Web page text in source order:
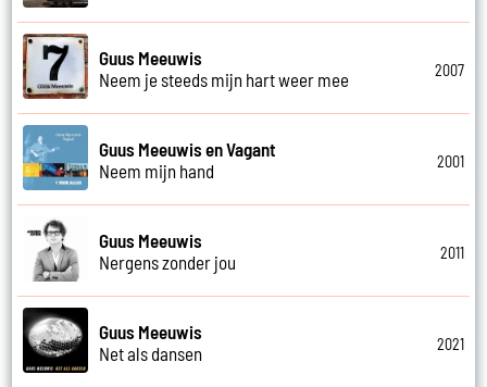
Guus Meeuwis
Neem je steeds mijn hart weer mee
2007
Guus Meeuwis en Vagant
Neem mijn hand
2001
Guus Meeuwis
Nergens zonder jou
2011
Guus Meeuwis
Net als dansen
2021